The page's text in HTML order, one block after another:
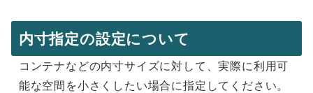
内寸指定の設定について
コンテナなどの内寸サイズに対して、実際に利用可
能な空間を小さくしたい場合に指定してください。